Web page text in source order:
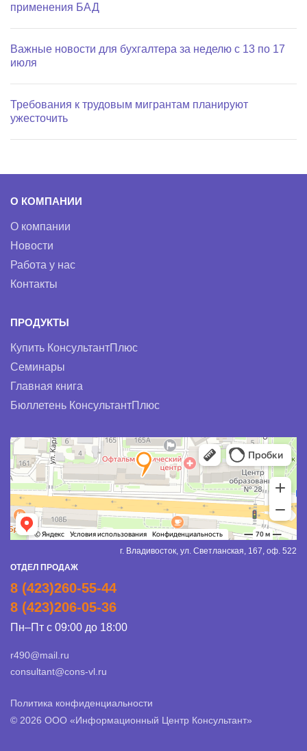
применения БАД
Важные новости для бухгалтера за неделю с 13 по 17
июля
Требования к трудовым мигрантам планируют
ужесточить
О КОМПАНИИ
О компании
Новости
Работа у нас
Контакты
ПРОДУКТЫ
Купить КонсультантПлюс
Семинары
Главная книга
Бюллетень КонсультантПлюс
г. Владивосток, ул. Светланская, 167, оф. 522
ОТДЕЛ ПРОДАЖ
8 (423)260-55-44
8 (423)206-05-36
Пн–Пт с 09:00 до 18:00
r490@mail.ru
consultant@cons-vl.ru
Политика конфиденциальности
© 2026 ООО «Информационный Центр Консультант»